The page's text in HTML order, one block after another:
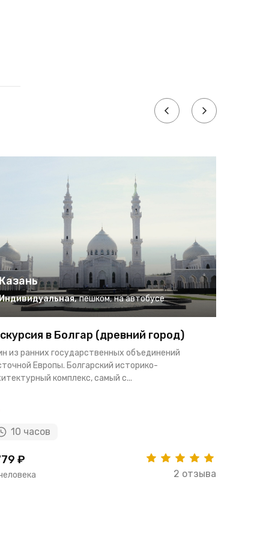
, пешком, на автобусе
в Болгар (древний город)
из ранних государственных объединений
Европы. Болгарский историко-
комплекс, самый с...
10 часов
₽
2 отзыва